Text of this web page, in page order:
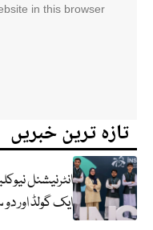
in this browser
تازہ ترین خبریں
ایک گولڈ اور